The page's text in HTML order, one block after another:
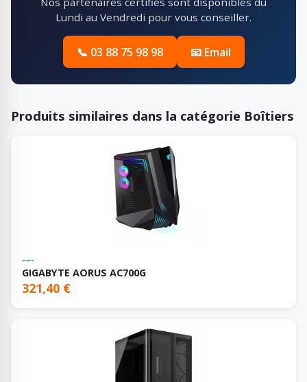
Lundi au Vendredi pour vous conseiller.
📞 03 88 75 98 98 📧 Email
Produits similaires dans la catégorie Boîtiers
GIGABYTE AORUS AC700G
321,40 €